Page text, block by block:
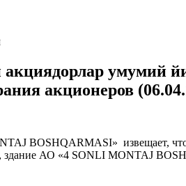
акциядорлар умумий
акционеров
BOSHQARMASI» извещает, что
АО «4 SONLI MONTAJ